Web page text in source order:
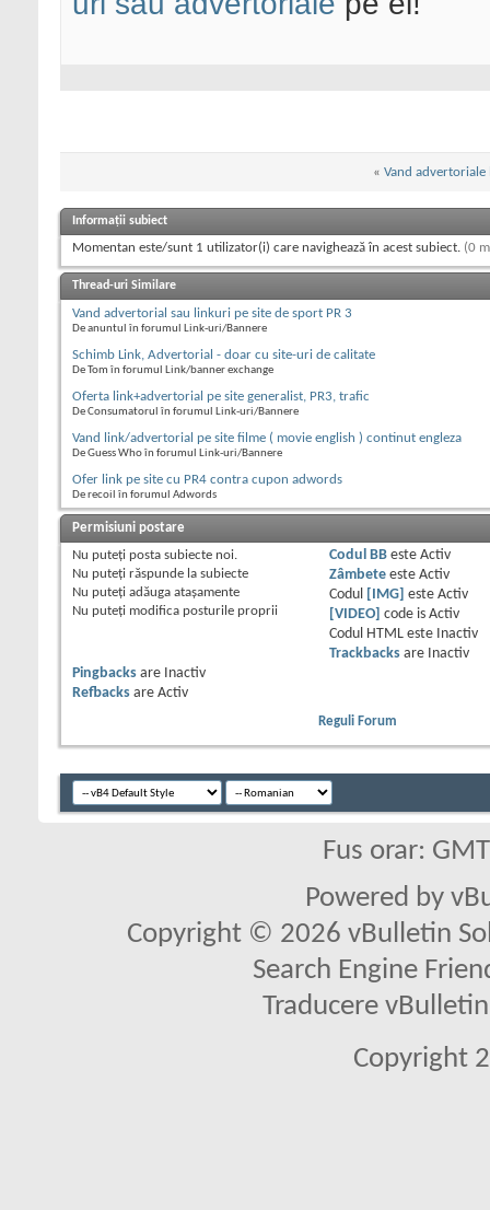
« Vand advertoriale
Informații subiect
Momentan este/sunt 1 utilizator(i) care navighează în acest subiect. (0
Thread-uri Similare
Vand advertorial sau linkuri pe site de sport PR 3
De anuntul în forumul Link-uri/Bannere
Schimb Link, Advertorial - doar cu site-uri de calitate
De Tom în forumul Link/banner exchange
Oferta link+advertorial pe site generalist, PR3, trafic
De Consumatorul în forumul Link-uri/Bannere
Vand link/advertorial pe site filme ( movie english ) continut engleza
De Guess Who în forumul Link-uri/Bannere
Ofer link pe site cu PR4 contra cupon adwords
De recoil în forumul Adwords
Permisiuni postare
Nu puteţi posta subiecte noi.
Nu puteţi răspunde la subiecte
Nu puteţi adăuga ataşamente
Nu puteţi modifica posturile proprii
Codul BBeste Activ
Zâmbeteeste Activ
Codul
[IMG] este Activ
[VIDEO]
code is Activ
Codul HTML este
Inactiv
Trackbacksare
Inactiv
Pingbacks are
Inactiv
Refbacks are Activ
Reguli Forum
Fus orar:
Powered by
Copyright © 2026 vBulletin
Search Engine
Traducere
Copyright